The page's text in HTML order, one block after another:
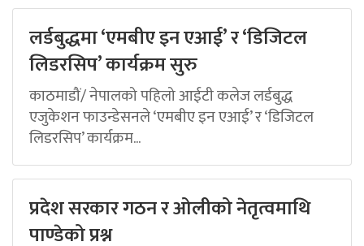
लर्डबुद्धमा ‘एमबीए इन एआई’ र ‘डिजिटल
लिडरसिप’ कार्यक्रम सुरु
काठमाडौं/ नेपालको पहिलो आईटी कलेज लर्डबुद्ध
एजुकेशन फाउन्डेसनले ‘एमबीए इन एआई’ र ‘डिजिटल
लिडरसिप’ कार्यक्रम...
प्रदेश सरकार गठन र ओलीको नेतृत्वमाथि
पाण्डेको प्रश्न